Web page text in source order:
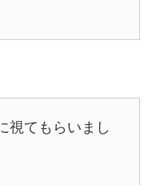
視てもらいまし